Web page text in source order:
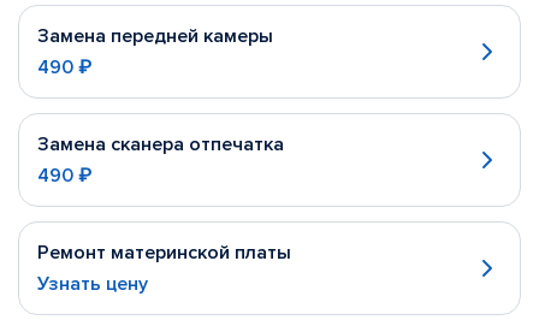
Замена передней камеры
490 ₽
Замена сканера отпечатка
490 ₽
Ремонт материнской платы
Узнать цену